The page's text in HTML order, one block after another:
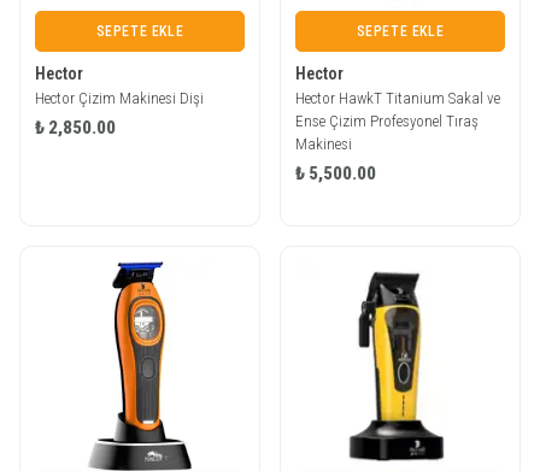
SEPETE EKLE
Hector
Hector Çizim Makinesi Dişi
₺ 2,850.00
SEPETE EKLE
Hector
Hector HawkT Titanium Sakal ve
Ense Çizim Profesyonel Tıraş
Makinesi
₺ 5,500.00